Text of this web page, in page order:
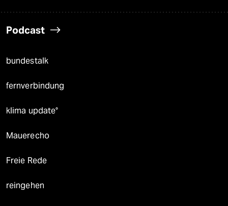
Podcast
bundestalk
fernverbindung
klima update°
Mauerecho
Freie Rede
reingehen